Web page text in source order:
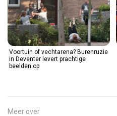
Voortuin of vechtarena? Burenruzie
in Deventer levert prachtige
beelden op
Meer over